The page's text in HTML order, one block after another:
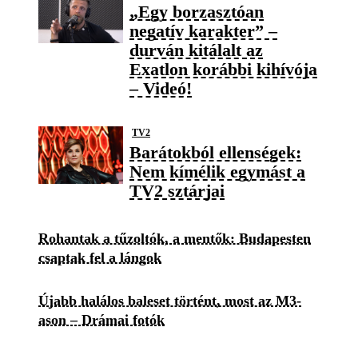
„Egy borzasztóan
negatív karakter” –
durván kitálalt az
Exatlon korábbi kihívója
– Videó!
TV2
Barátokból ellenségek:
Nem kímélik egymást a
TV2 sztárjai
Rohantak a tűzoltók, a mentők: Budapesten
csaptak fel a lángok
Újabb halálos baleset történt, most az M3-
ason – Drámai fotók